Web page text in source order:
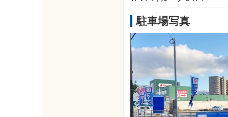
駐車場写真